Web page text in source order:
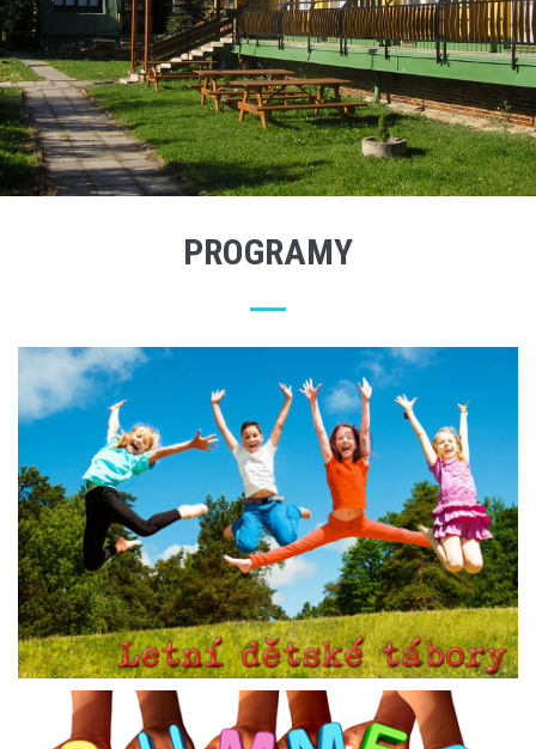
PROGRAMY
LETNÍ DĚTSKÉ TÁBORY
Kliknutím zobrazíte detaily